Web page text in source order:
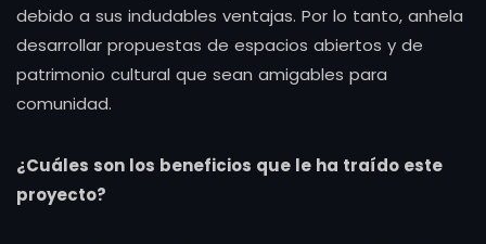
debido a sus indudables ventajas. Por lo tanto, anhela
desarrollar propuestas de espacios abiertos y de
patrimonio cultural que sean amigables para
comunidad.
¿Cuáles son los beneficios que le ha traído este
proyecto?